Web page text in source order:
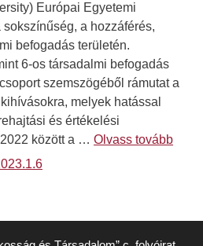
Európai Egyetemi
a hozzáférés,
befogadás területén.
6-os társadalmi befogadás
szemszögéből rámutat a
melyek hatással
és értékelési
között a … Olvass tovább